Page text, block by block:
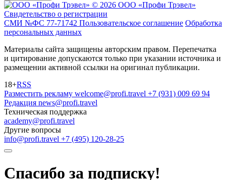
© 2026 ООО «Профи Трэвeл»
Свидетельство о регистрации
СМИ №ФС 77-71742 Пользовательское соглашение Обработка
персональных данных
Материалы сайта защищены авторским правом. Перепечатка
и цитирование допускаются только при указании источника и
размещении активной ссылки на оригинал публикации.
18+RSS
Разместить рекламу welcome@profi.travel +7 (931) 009 69 94
Редакция news@profi.travel
Техническая поддержка
academy@profi.travel
Другие вопросы
info@profi.travel +7 (495) 120-28-25
Спасибо за подписку!